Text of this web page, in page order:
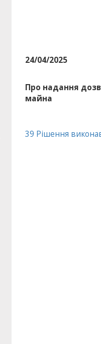
24/04/2025
Про надання
майна
39 Рішення